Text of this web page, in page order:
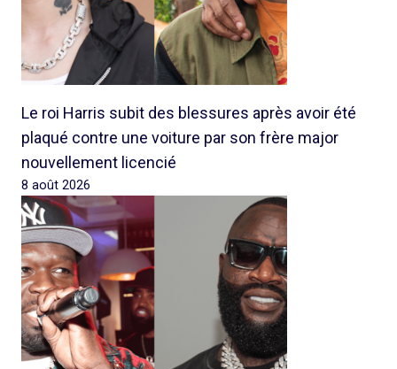
Le roi Harris subit des blessures après avoir été
plaqué contre une voiture par son frère major
nouvellement licencié
8 août 2026